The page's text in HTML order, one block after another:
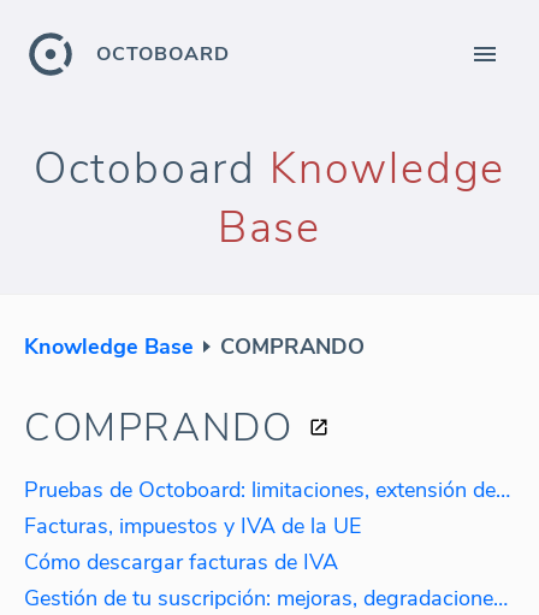
OCTOBOARD
Octoboard Knowledge
Base
Knowledge Base COMPRANDO
COMPRANDO
Pruebas de Octoboard: limitaciones, extensión de prueba
Facturas, impuestos y IVA de la UE
Cómo descargar facturas de IVA
Gestión de tu suscripción: mejoras, degradaciones, reactivaciones